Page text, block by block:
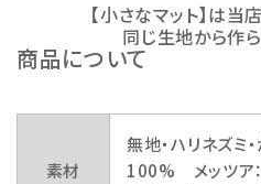
【小さなマット】は
同じ生地から作ら
商品について
素材
無地・ハリネズミ
100% メッツア